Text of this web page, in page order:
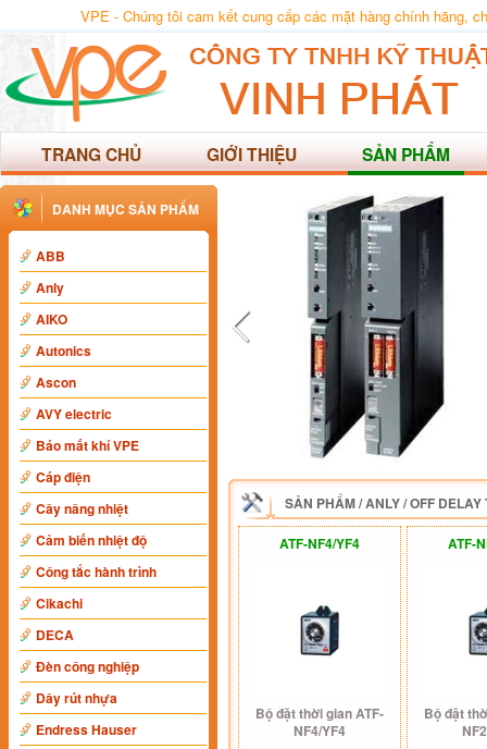
VPE - Chúng tôi cam kết cung cấp các mặt hàng chính hãng,
TRANG CHỦ GIỚI THIỆU SẢN PHẨM
DANH MỤC SẢN PHẨM
ABB
Anly
AIKO
Autonics
Ascon
AVY electric
Báo mất khí VPE
Cáp điện
Cây nâng nhiệt
Cảm biến nhiệt độ
Công tắc hành trình
Cikachi
DECA
Đèn công nghiệp
Dây rút nhựa
Endress Hauser
SẢN PHẨM/ANLY/OFF DELAY
ATF-NF4/YF4
Bộ đặt thời gian ATF-
NF4/YF4
ATF-
Bộ đặt